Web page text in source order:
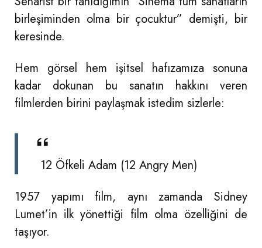
birleşiminden olma bir çocuktur” demişti, bir
keresinde.
Hem görsel hem işitsel hafızamıza sonuna
kadar dokunan bu sanatın hakkını veren
filmlerden birini paylaşmak istedim sizlerle:
12 Öfkeli Adam (12 Angry Men)
1957 yapımı film, aynı zamanda Sidney
Lumet’in ilk yönettiği film olma özelliğini de
taşıyor.